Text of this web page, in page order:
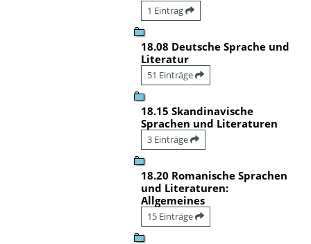
1 Eintrag
18.08 Deutsche Sprache und
Literatur
51 Einträge
18.15 Skandinavische
Sprachen und Literaturen
3 Einträge
18.20 Romanische Sprachen
und Literaturen:
Allgemeines
15 Einträge